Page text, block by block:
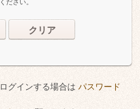
ださい。
クリア
グインする場合は パスワード